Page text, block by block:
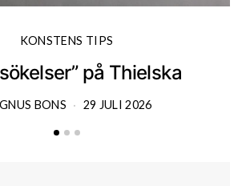
KONSTENS TIPS
på Thielska
BONS 29 JULI 2026